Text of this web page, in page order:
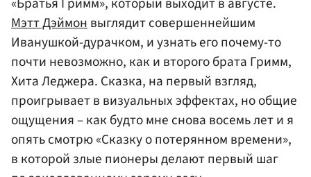
Мэтт Дэймонвыглядит совершеннейшим
Иванушкой-дурачком, и узнать его почему-то
почти невозможно, как и второго брата Гримм,
Хита Леджера. Сказка, на первый взгляд,
проигрывает в визуальных эффектах, но общие
ощущения – как будто мне снова восемь лет и я
опять смотрю «Сказку о потерянном времени»,
в которой злые пионеры делают первый шаг